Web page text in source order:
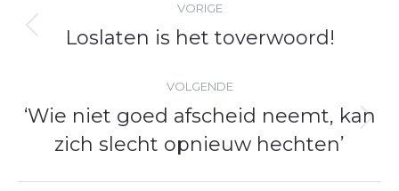
navigatie
VORIGE
Vorig
Loslaten is het toverwoord!
VOLGENDE
bericht
‘Wie niet goed afscheid neemt, kan
zich slecht opnieuw hechten’